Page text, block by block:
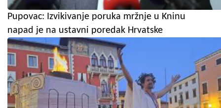
Pupovac: Izvikivanje poruka mržnje u Kninu
napad je na ustavni poredak Hrvatske